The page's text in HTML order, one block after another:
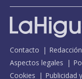
Contacto Redacción
Aspectos legales
Cookies
Publicidad